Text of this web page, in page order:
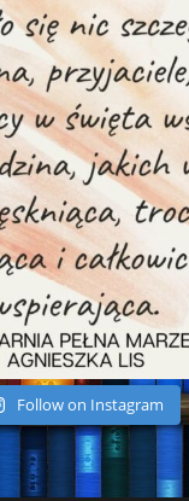
Follow on Instagram